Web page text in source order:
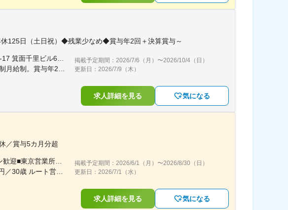
125日（土日祝）◆残業少なめ◆賞与年2回＋決算賞与～
＜勤務地詳細＞本社住所：大阪府箕面市船場東3-4-17 箕面千里ビル6F勤務地最寄駅：阪急北大阪急行線／箕面船場阪大前駅受動喫煙対策：屋内全面禁煙変更の範囲：会社の定める事業所
＜予定年収＞330万円～400万円＜賃金形態＞月給制月給制。賞与年2回（4.5か月分）＋決算賞与。＜賃金内訳＞月額（基本給）：210,000円～255,000円＜月給＞210,000円～255,000円＜昇給有無＞有＜残業手当＞有＜給与補足＞賞与は年2回（4.5か月分）＋決算賞与あり。固定残業はなく、残業は実残業分すべて支給されます。賃金はあくまでも目安の金額であり、選考を通じて上下する可能性があります。月給(月額)は固定手当を含めた表記です。
掲載予定期間： 2026/7/6（月） 〜2026/10/4（日）
更新日： 2026/7/9（木）
求人詳細を見る 気になる
／賞与5カ月分超
【東京・横浜・京都・大阪／転勤なし】U・Iターン歓迎■東京営業所東京都新宿区百人町2-19-13＜アクセス＞JR「新大久保駅」から徒歩6分■横浜営業所神奈川県横浜市中区太田町6-84-2 大樹生命横浜桜木町ビル1F＜アクセス＞横浜高速鉄道「馬車道駅」から徒歩3分JR「桜木町駅」から徒歩7分■本社営業所（京都市）京都市中京区二条通烏丸西入東玉屋町498＜アクセス＞地下鉄 烏丸線「烏丸御池駅」から徒歩5分■大阪営業所大阪府吹田市出口町4-1＜アクセス＞JR「吹田駅」から徒歩8分※原則、転居を伴う転勤はありません。※受動喫煙対策：屋内全面禁煙（屋上に喫煙スペースあり）
年収780万円／38歳 課長職 経験16年 年収550万円／30歳 ルート営業職 経験8年
掲載予定期間： 2026/6/1（月） 〜2026/8/30（日）
更新日： 2026/7/1（水）
求人詳細を見る 気になる